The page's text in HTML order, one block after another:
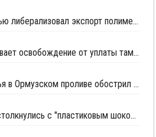
Иран полностью либерализовал экспорт полимеров и нефтехимии после отмены чрезвычайных ограничений
Индия продлевает освобождение от уплаты таможенных пошлин на импорт нефтехимии на фоне конфликта на Ближнем Востоке
Дефицит сырья в Ормузском проливе обострил конкуренцию на рынке ПВХ в Азии
Страны Азии столкнулись с "пластиковым шоком" из-за блокады Ормузского пролива